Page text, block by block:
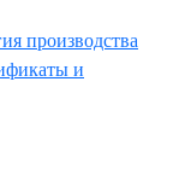
производства
и